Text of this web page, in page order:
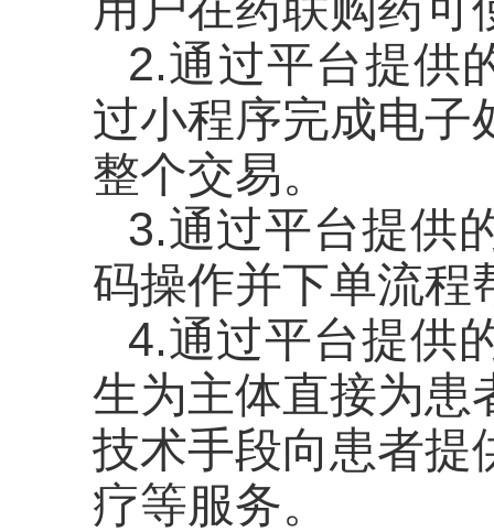
2.通过平台提供
过小程序完成电子
整个交易。
3.通过平台提供
码操作并下单流程
4.通过平台提供
生为主体直接为患
技术手段向患者提
疗等服务。